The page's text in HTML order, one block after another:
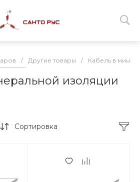
/ Другие товары / Кабель в
изоляции
Сортировка